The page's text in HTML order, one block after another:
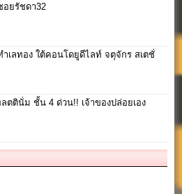
อยรัชดา32
ำเลทอง ใต้คอนโดยูดีไลท์ จตุจักร สเตชั่
ตตินั่ม ชั้น 4 ด่วน!! เจ้าของปล่อยเอง